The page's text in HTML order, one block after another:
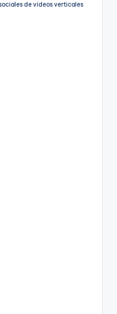
de videos verticales